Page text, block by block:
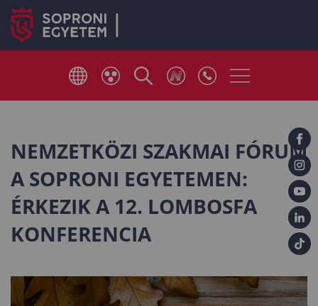
NEMZETKÖZI SZAKMAI FÓRUM
A SOPRONI EGYETEMEN:
ÉRKEZIK A 12. LOMBOSFA
KONFERENCIA